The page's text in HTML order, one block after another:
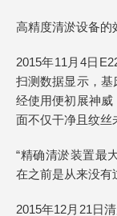
高精度清淤设备的
2015年11月4日
扫测数据显示，
经使用便初展神
面不仅干净且纹丝
“精确清淤装置最
在之前是从来没有
2015年12月21日